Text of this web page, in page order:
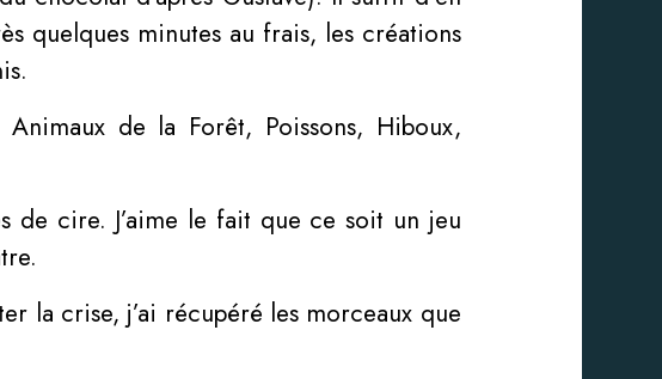
quelques minutes au frais, les créations
de la Forêt, Poissons, Hiboux,
de cire. J’aime le fait que ce soit un jeu
la crise, j’ai récupéré les morceaux que